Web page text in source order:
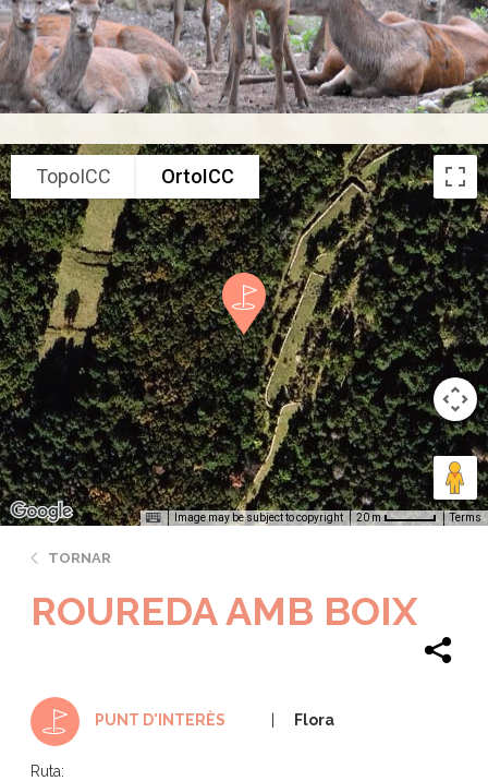
TopoICC OrtoICC
Image may be subject to copyright 20 m Terms
TORNAR
ROUREDA AMB BOIX
PUNT D'INTERÈS Flora
Ruta: